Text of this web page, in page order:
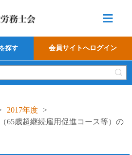
探す 会員サイトへログイン
≡
2017年度
>
65歳超継続雇用促進コース等）の